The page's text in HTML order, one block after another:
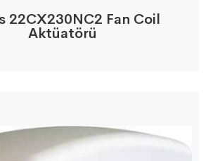
22CX230NC2 Fan Coil
Aktüatörü